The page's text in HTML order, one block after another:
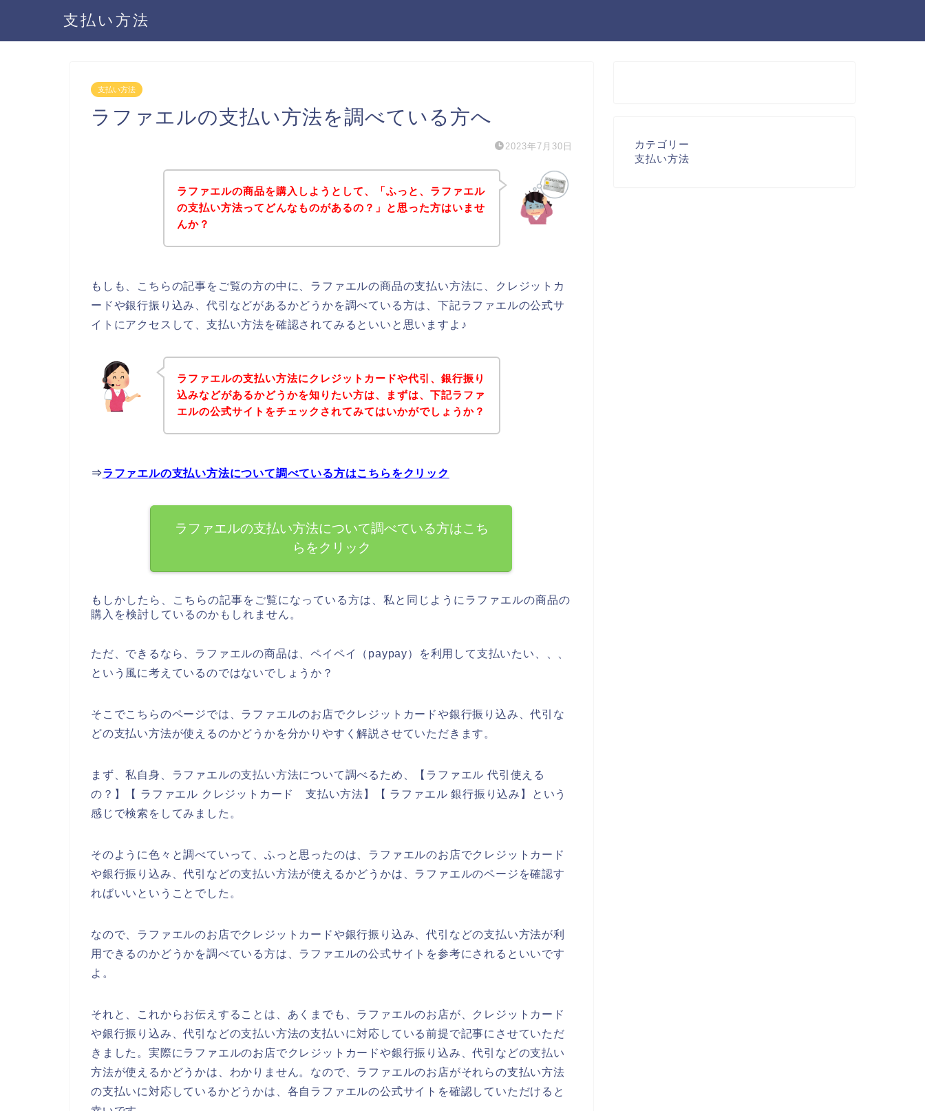
支払い方法
支払い方法
ラファエルの支払い方法を調べている方へ
2023年7月30日
ラファエルの商品を購入しようとして、「ふっと、ラファエル
の支払い方法ってどんなものがあるの？」と思った方はいませ
んか？
もしも、こちらの記事をご覧の方の中に、ラファエルの商品の支払い方法に、クレジットカ
ードや銀行振り込み、代引などがあるかどうかを調べている方は、下記ラファエルの公式サ
イトにアクセスして、支払い方法を確認されてみるといいと思いますよ♪
ラファエルの支払い方法にクレジットカードや代引、銀行振り
込みなどがあるかどうかを知りたい方は、まずは、下記ラファ
エルの公式サイトをチェックされてみてはいかがでしょうか？
⇒ラファエルの支払い方法について調べている方はこちらをクリック
ラファエルの支払い方法について調べている方はこち
らをクリック
もしかしたら、こちらの記事をご覧になっている方は、私と同じようにラファエルの商品の
購入を検討しているのかもしれません。
ただ、できるなら、ラファエルの商品は、ペイペイ（paypay）を利用して支払いたい、、、
という風に考えているのではないでしょうか？
そこでこちらのページでは、ラファエルのお店でクレジットカードや銀行振り込み、代引な
どの支払い方法が使えるのかどうかを分かりやすく解説させていただきます。
まず、私自身、ラファエルの支払い方法について調べるため、【ラファエル 代引使える
の？】【 ラファエル クレジットカード 支払い方法】【 ラファエル 銀行振り込み】という
感じで検索をしてみました。
そのように色々と調べていって、ふっと思ったのは、ラファエルのお店でクレジットカード
や銀行振り込み、代引などの支払い方法が使えるかどうかは、ラファエルのページを確認す
ればいいということでした。
なので、ラファエルのお店でクレジットカードや銀行振り込み、代引などの支払い方法が利
用できるのかどうかを調べている方は、ラファエルの公式サイトを参考にされるといいです
よ。
それと、これからお伝えすることは、あくまでも、ラファエルのお店が、クレジットカード
や銀行振り込み、代引などの支払い方法の支払いに対応している前提で記事にさせていただ
きました。実際にラファエルのお店でクレジットカードや銀行振り込み、代引などの支払い
方法が使えるかどうかは、わかりません。なので、ラファエルのお店がそれらの支払い方法
の支払いに対応しているかどうかは、各自ラファエルの公式サイトを確認していただけると
カテゴリー
支払い方法